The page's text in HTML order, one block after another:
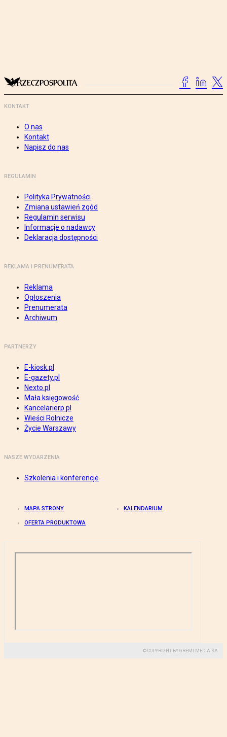
KONTAKT
O nas
Kontakt
Napisz do nas
REGULAMIN
Polityka Prywatności
Zmiana ustawień zgód
Regulamin serwisu
Informacje o nadawcy
Deklaracja dostępności
REKLAMA I PRENUMERATA
Reklama
Ogłoszenia
Prenumerata
Archiwum
PARTNERZY
E-kiosk.pl
E-gazety.pl
Nexto.pl
Mała księgowość
Kancelarierp.pl
Wieści Rolnicze
Życie Warszawy
NASZE WYDARZENIA
Szkolenia i konferencje
MAPA STRONY KALENDARIUM
OFERTA PRODUKTOWA
© COPYRIGHT BY GREMI MEDIA SA